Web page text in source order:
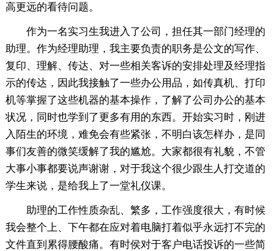
高更远的看待问题。
作为一名实习生我进入了公司，担任其一部门经理的
助理。作为经理助理，我主要负责的职务是公文的写作、
复印、理解、传达、对一些相关客诉的安排处理及经理指
示的传达，因此我接触了一些办公用品，如传真机、打印
机等掌握了这些机器的基本操作，了解了公司办公的基本
状况，同时也学到了更多有用的东西。开始实习时，刚进
入陌生的环境，难免会有些紧张，不明白该怎样办，是同
事们友善的微笑缓解了我的尴尬。大家都很有礼貌，不管
大事小事都要说声谢谢，对于我这个很少跟生人打交道的
学生来说，是给我上了一堂礼仪课。
助理的工作性质杂乱、繁多，工作强度很大，有时候
我会整个上、下午都在应对着电脑打着似乎永远打不完的
文件直到累得腰酸痛。有时侯对于客户电话投诉的一些简